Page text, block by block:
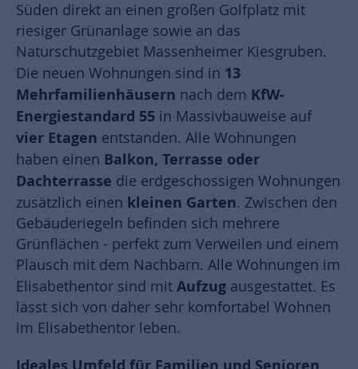
Süden direkt an einen großen Golfplatz mit
riesiger Grünanlage sowie an das
Naturschutzgebiet Massenheimer Kiesgruben.
Die neuen Wohnungen sind in 13
Mehrfamilienhäusern nach dem KfW-
Energiestandard 55 in Massivbauweise auf
vier Etagen entstanden. Alle Wohnungen
haben einen Balkon, Terrasse oder
Dachterrasse die erdgeschossigen Wohnungen
zusätzlich einen kleinen Garten. Zwischen den
Gebäuderiegeln befinden sich mehrere
Grünflächen - perfekt zum Verweilen und einem
Plausch mit dem Nachbarn. Alle Wohnungen im
Elisabethentor sind mit Aufzug ausgestattet. Es
lässt sich von daher sehr komfortabel Wohnen
im Elisabethentor leben.